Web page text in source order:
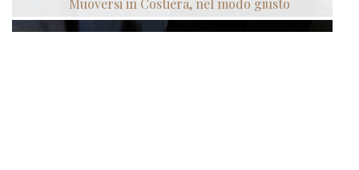
Muoversi in Costiera, nel modo giusto